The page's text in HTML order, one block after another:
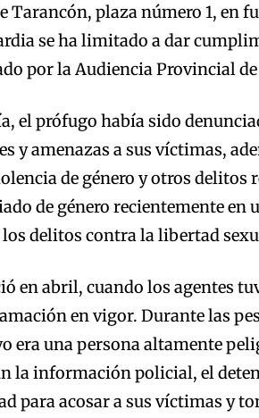
Tarancón, plaza número 1, en
se ha limitado a dar
por la Audiencia Provincial
el prófugo había sido
y amenazas a sus víctimas,
de género y otros delitos
de género recientemente en
delitos contra la libertad
en abril, cuando los agentes
en vigor. Durante las
era una persona altamente
la información policial, el
para acosar a sus víctimas y